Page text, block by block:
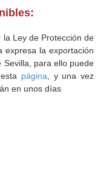
la Ley de Protección de
expresa la exportación
Sevilla, para ello puede
página , y una vez
en unos días